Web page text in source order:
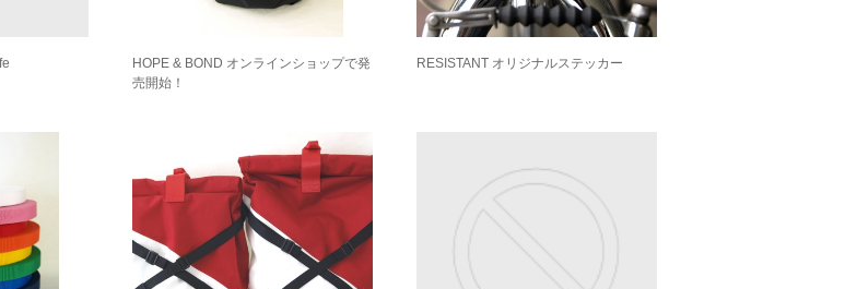
HOPE & BOND オンラインショップで発
売開始！
RESISTANT オリジナルステッカー